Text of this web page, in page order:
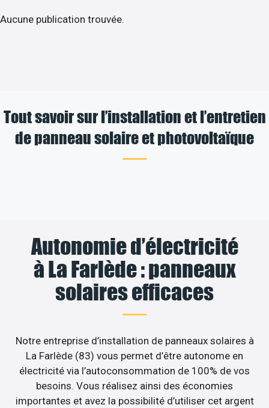
Aucune publication trouvée.
Tout savoir sur l’installation et l’entretien
de panneau solaire et photovoltaïque
Autonomie d’électricité
à La Farlède : panneaux
solaires efficaces
Notre entreprise d’installation de panneaux solaires à
La Farlède (83) vous permet d’être autonome en
électricité via l’autoconsommation de 100% de vos
besoins. Vous réalisez ainsi des économies
importantes et avez la possibilité d’utiliser cet argent